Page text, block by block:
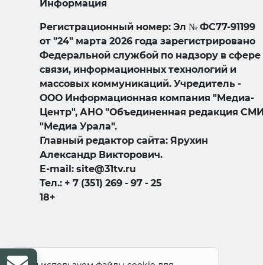
Информация
Регистрационный номер: Эл № ФС77-91199
от "24" марта 2026 года зарегистрировано
Федеральной службой по надзору в сфере
связи, информационных технологий и
массовых коммуникаций. Учредитель -
ООО Информационная компания "Медиа-
Центр", АНО "Объединенная редакция СМИ
"Медиа Урала".
Главный редактор сайта: Ярухин
Александр Викторович.
E-mail: site@31tv.ru
Тел.: + 7 (351) 269 - 97 - 25
18+